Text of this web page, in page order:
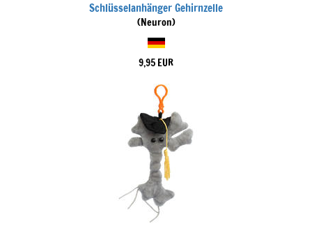
Schlüsselanhänger Gehirnzelle
(Neuron)
9,95 EUR